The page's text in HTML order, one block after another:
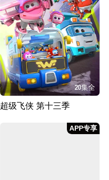
20集全
超级飞侠 第十三季
APP专享